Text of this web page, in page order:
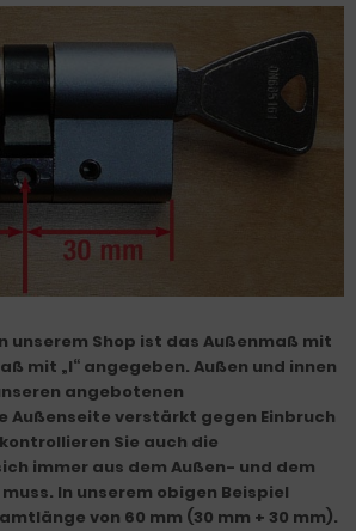
unserem Shop ist das Außenmaß mit
mit „I“ angegeben. Außen und innen
angebotenen
Außenseite verstärkt gegen Einbruch
Sie auch die
immer aus dem Außen- und dem
In unserem obigen Beispiel
von 60 mm (30 mm + 30 mm).